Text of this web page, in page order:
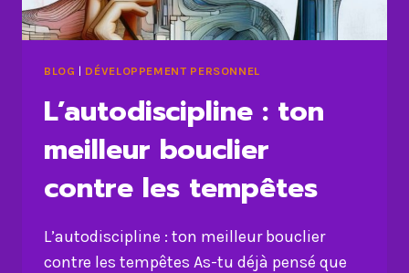
BLOG | DÉVELOPPEMENT PERSONNEL
L’autodiscipline : ton
meilleur bouclier
contre les tempêtes
L’autodiscipline : ton meilleur bouclier
contre les tempêtes As-tu déjà pensé que